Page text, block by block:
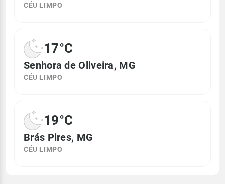
CÉU LIMPO
17°C
Senhora de Oliveira, MG
CÉU LIMPO
19°C
Brás Pires, MG
CÉU LIMPO